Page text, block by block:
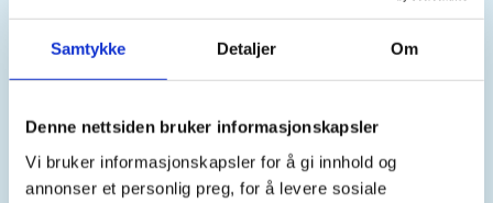
Samtykke Detaljer Om
Denne nettsiden bruker informasjonskapsler
Vi bruker informasjonskapsler for å gi innhold og
annonser et personlig preg, for å levere sosiale
Oppmøtested: Ekerud utfartsparkering
Kollektivt: Vallerudlia (Ca. 800 meter å gå til
oppmøtested)